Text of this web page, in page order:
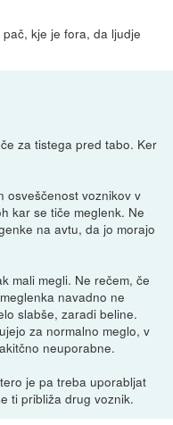
kje je fora, da ljudje
za tistega pred tabo. Ker
osveščenost voznikov v
kar se tiče meglenk. Ne
na avtu, da jo morajo
mali megli. Ne rečem, če
navadno ne
slabše, zaradi beline.
za normalno meglo, v
neuporabne.
je pa treba uporabljat
ti približa drug voznik.